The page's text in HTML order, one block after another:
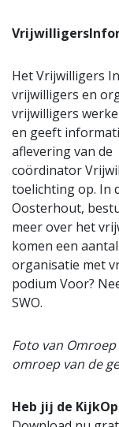
Het Vrijwilligers
vrijwilligers en
vrijwilligers
en geeft
aflevering van
coördinator
toelichting op. In
Oosterhout,
meer over het
komen een
organisatie met
podium Voor?
SWO.
Foto van
omroep van de
Heb jij de